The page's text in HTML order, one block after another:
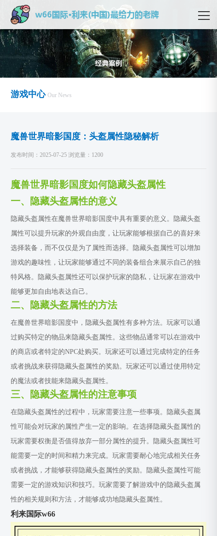
游戏中心 Our News
魔兽世界暗影国度：头盔属性隐秘解析
发布时间：2025-07-25 浏览量：1200
魔兽世界暗影国度如何隐藏头盔属性
一、隐藏头盔属性的意义
隐藏头盔属性在魔兽世界暗影国度中具有重要的意义。隐藏头盔
属性可以提升玩家的外观自由度，让玩家能够根据自己的喜好来
选择装备，而不仅仅是为了属性而选择。隐藏头盔属性可以增加
游戏的趣味性，让玩家能够通过不同的装备组合来展示自己的独
特风格。隐藏头盔属性还可以保护玩家的隐私，让玩家在游戏中
能够更加自由地表达自己。
二、隐藏头盔属性的方法
在魔兽世界暗影国度中，隐藏头盔属性有多种方法。玩家可以通
过购买特定的物品来隐藏头盔属性。这些物品通常可以在游戏中
的商店或者特定的NPC处购买。玩家还可以通过完成特定的任务
或者挑战来获得隐藏头盔属性的奖励。玩家还可以通过使用特定
的魔法或者技能来隐藏头盔属性。
三、隐藏头盔属性的注意事项
在隐藏头盔属性的过程中，玩家需要注意一些事项。隐藏头盔属
性可能会对玩家的属性产生一定的影响。在选择隐藏头盔属性的
玩家需要权衡是否值得放弃一部分属性的提升。隐藏头盔属性可
能需要一定的时间和精力来完成。玩家需要耐心地完成相关任务
或者挑战，才能够获得隐藏头盔属性的奖励。隐藏头盔属性可能
需要一定的游戏知识和技巧。玩家需要了解游戏中的隐藏头盔属
性的相关规则和方法，才能够成功地隐藏头盔属性。
利来国际w66